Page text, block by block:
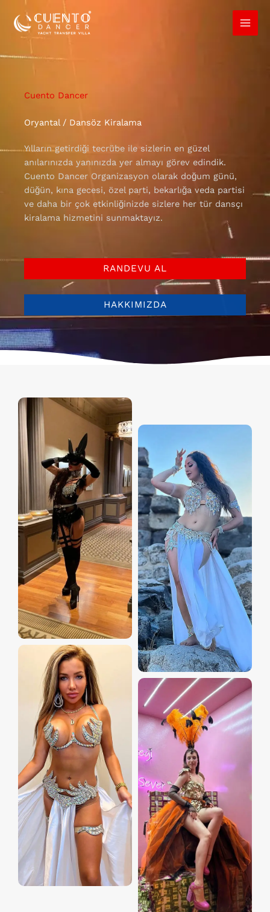
İçeriğe
atla
Cuento Dancer
Oryantal / Dansöz Kiralama
Yılların getirdiği tecrübe ile sizlerin en güzel
anılarınızda yanınızda yer almayı görev edindik.
Cuento Dancer Organizasyon olarak doğum günü,
düğün, kına gecesi, özel parti, bekarlığa veda partisi
ve daha bir çok etkinliğinizde sizlere her tür dansçı
kiralama hizmetini sunmaktayız.
RANDEVU AL
HAKKIMIZDA